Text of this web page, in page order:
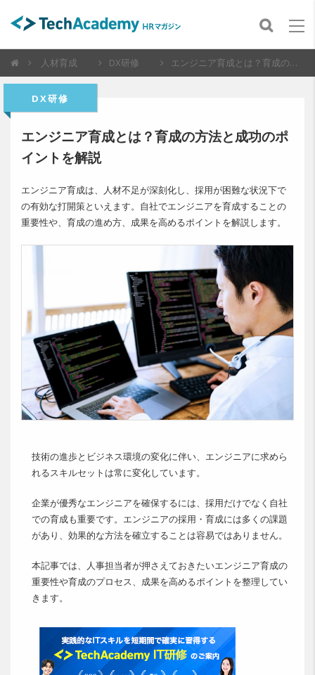
人材育成 DX研修 エンジニア育成とは？育成の方法と成功のポイントを解説
DX研修
エンジニア育成とは？育成の方法と成功のポ
イントを解説
エンジニア育成は、人材不足が深刻化し、採用が困難な状況下で
の有効な打開策といえます。自社でエンジニアを育成することの
重要性や、育成の進め方、成果を高めるポイントを解説します。
技術の進歩とビジネス環境の変化に伴い、エンジニアに求めら
れるスキルセットは常に変化しています。
企業が優秀なエンジニアを確保するには、採用だけでなく自社
での育成も重要です。エンジニアの採用・育成には多くの課題
があり、効果的な方法を確立することは容易ではありません。
本記事では、人事担当者が押さえておきたいエンジニア育成の
重要性や育成のプロセス、成果を高めるポイントを整理してい
きます。